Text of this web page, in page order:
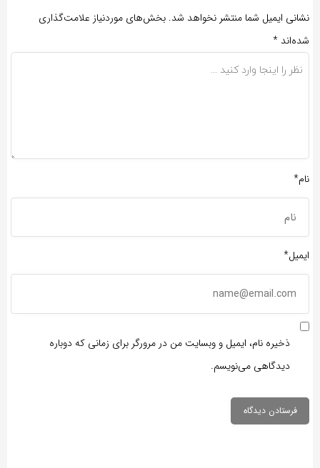
نشانی ایمیل شما منتشر نخواهد شد. بخش‌های موردنیاز علامت‌گذاری
شده‌اند *
نام*
ایمیل*
ذخیره نام، ایمیل و وبسایت من در مرورگر برای زمانی که دوباره
دیدگاهی می‌نویسم.